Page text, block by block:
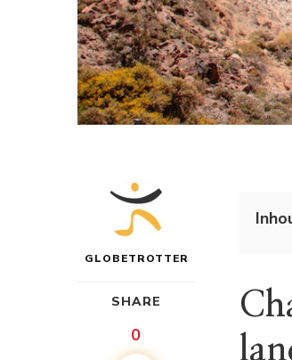
GLOBETROTTER
SHARE
0